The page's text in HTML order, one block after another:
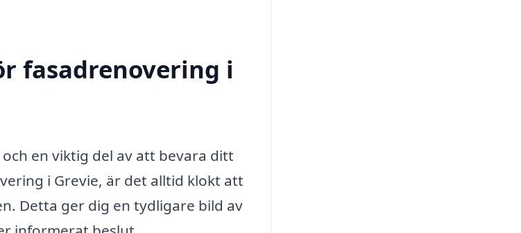
fasadrenovering i
en viktig del av att bevara ditt
i Grevie, är det alltid klokt att
Detta ger dig en tydligare bild av